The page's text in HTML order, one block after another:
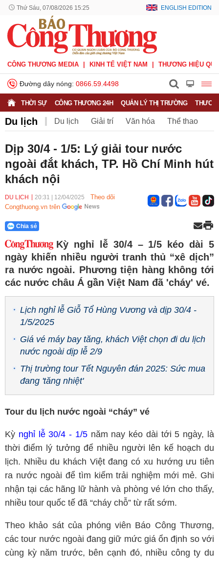
Thứ Sáu, 07/08/2026 15:25 ENGLISH EDITION
CÔNG THƯƠNG MEDIA KINH TẾ VIỆT NAM THƯƠNG HIỆU
Đường dây nóng: 0866.59.4498
THỜI SỰ CÔNG THƯƠNG 24H QUẢN LÝ THỊ TRƯỜNG
Du lịch Du lịch Giải trí Văn hóa Thể thao
Dịp 30/4 - 1/5: Lý giải tour nước
ngoài đắt khách, TP. Hồ Chí Minh hút
khách nội
DU LỊCH 20:31 12/04/2025
Theo dõi
Congthuong.vn trên
Chia sẻ
Kỳ nghỉ lễ 30/4 – 1/5 kéo dài 5
ngày khiến nhiều người tranh thủ “xê dịch”
ra nước ngoài. Phương tiện hàng không tới
các nước châu Á gần Việt Nam đã 'cháy' vé.
Lịch nghỉ lễ Giỗ Tổ Hùng Vương và dịp 30/4 -
1/5/2025
Giá vé máy bay tăng, khách Việt chọn đi du lịch
nước ngoài dịp lễ 2/9
Thị trường tour Tết Nguyên đán 2025: Sức mua
đang 'tăng nhiệt'
Tour du lịch nước ngoài “cháy” vé
Kỳ nghỉ lễ 30/4 - 1/5năm nay kéo dài tới 5 ngày, là
thời điểm lý tưởng để nhiều người lên kế hoạch du
lịch. Nhiều du khách Việt đang có xu hướng ưu tiên
ra nước ngoài để tìm kiếm trải nghiệm mới mẻ. Ghi
nhận tại các hãng lữ hành và phòng vé lớn cho thấy,
nhiều tour quốc tế đã “cháy chỗ” từ rất sớm.
Theo khảo sát của phóng viên Báo Công Thương,
các tour nước ngoài đang giữ mức giá ổn định so với
cùng kỳ năm trước, bên cạnh đó, nhiều công ty du